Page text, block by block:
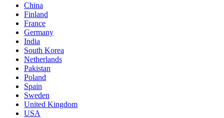
China
Finland
France
Germany
India
South Korea
Netherlands
Pakistan
Poland
Spain
Sweden
United Kingdom
USA